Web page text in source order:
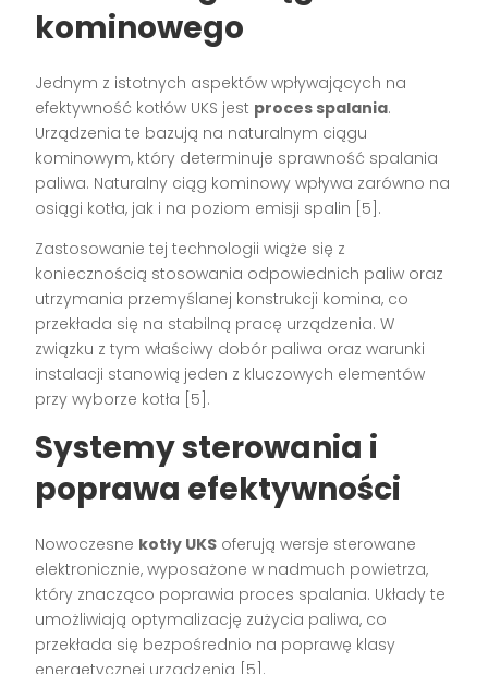
kominowego
Jednym z istotnych aspektów wpływających na
efektywność kotłów UKS jest proces spalania.
Urządzenia te bazują na naturalnym ciągu
kominowym, który determinuje sprawność spalania
paliwa. Naturalny ciąg kominowy wpływa zarówno na
osiągi kotła, jak i na poziom emisji spalin [5].
Zastosowanie tej technologii wiąże się z
koniecznością stosowania odpowiednich paliw oraz
utrzymania przemyślanej konstrukcji komina, co
przekłada się na stabilną pracę urządzenia. W
związku z tym właściwy dobór paliwa oraz warunki
instalacji stanowią jeden z kluczowych elementów
przy wyborze kotła [5].
Systemy sterowania i
poprawa efektywności
Nowoczesne kotły UKS oferują wersje sterowane
elektronicznie, wyposażone w nadmuch powietrza,
który znacząco poprawia proces spalania. Układy te
umożliwiają optymalizację zużycia paliwa, co
przekłada się bezpośrednio na poprawę klasy